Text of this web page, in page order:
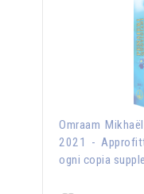
Omraam
2021 -
ogni copia